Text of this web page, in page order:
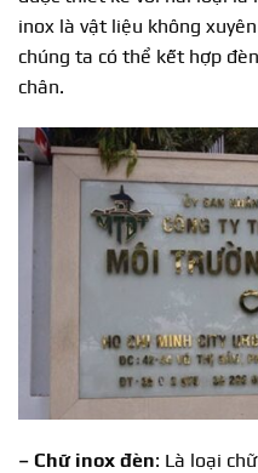
inox là vật liệu không
chúng ta có thể kết hợp
chân.
– Chữ inox đèn: Là loại